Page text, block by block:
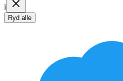
i
Ryd alle